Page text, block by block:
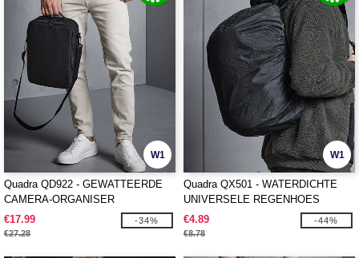
W1
Quadra QD922 - GEWATTEERDE
CAMERA-ORGANISER
€17.99
€27.28
-34%
W1
Quadra QX501 - WATERDICHTE
UNIVERSELE REGENHOES
€4.89
€8.78
-44%